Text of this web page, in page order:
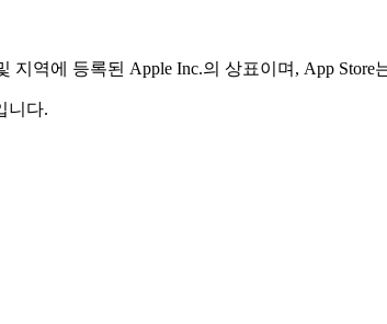
지역에 등록된 Apple Inc.의 상표이며, App
니다.